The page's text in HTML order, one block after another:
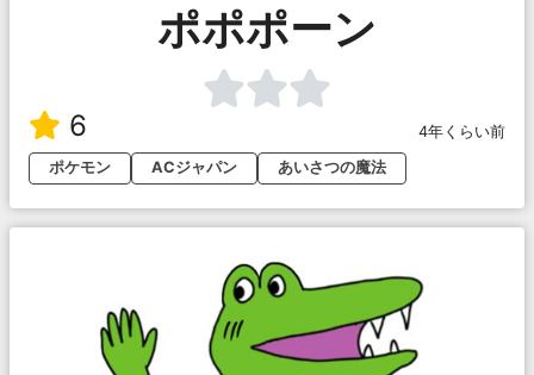
ポポポーン
6
4年くらい前
ポケモン
ACジャパン あいさつの魔法